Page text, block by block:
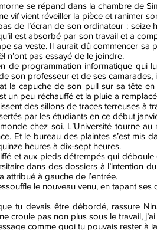
se répand dans la chambre de
vif vient réveiller la pièce et ranimer
de l’écran de son ordinateur :
est absorbé par son travail et a
sa veste. Il aurait dû commencer
n’ont pas essayé de le joindre.
de programmation informatique qui
son professeur et de ses
la capuche de son pull sur sa tête
un peu réchauffé et la pluie a
des sillons de traces terreuses à
par les étudiants en ce début
chez soi. L’Université tourne
Et le bureau des plaintes s’est mis
heures à dix-sept heures.
et aux pieds détrempés qui
dans des dossiers à l’intention
attribué à gauche de l’entrée.
le nouveau venu, en tapant
tu devais être débordé, rassure
croule pas non plus sous le travail,
comme quoi tu pouvais rester à